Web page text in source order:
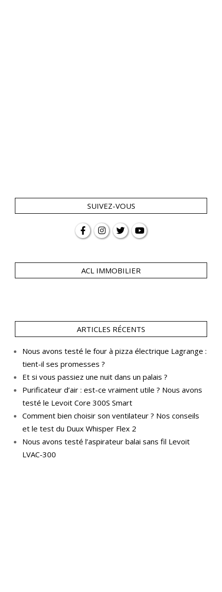
SUIVEZ-VOUS
ACL IMMOBILIER
ARTICLES RÉCENTS
Nous avons testé le four à pizza électrique Lagrange :
tient-il ses promesses ?
Et si vous passiez une nuit dans un palais ?
Purificateur d’air : est-ce vraiment utile ? Nous avons
testé le Levoit Core 300S Smart
Comment bien choisir son ventilateur ? Nos conseils
et le test du Duux Whisper Flex 2
Nous avons testé l’aspirateur balai sans fil Levoit
LVAC-300